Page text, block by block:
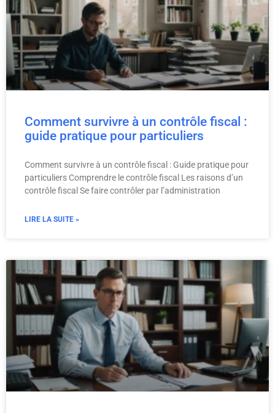
Comment survivre à un contrôle fiscal :
guide pratique pour particuliers
Comment survivre à un contrôle fiscal : Guide pratique pour
particuliers Comprendre le contrôle fiscal Les raisons d’un
contrôle fiscal Se faire contrôler par l’administration
LIRE LA SUITE »